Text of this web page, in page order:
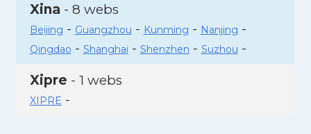
Xina - 8 webs
Beijing - Guangzhou - Kunming - Nanjing -
Qingdao - Shanghai - Shenzhen - Suzhou -
Xipre - 1 webs
XIPRE -